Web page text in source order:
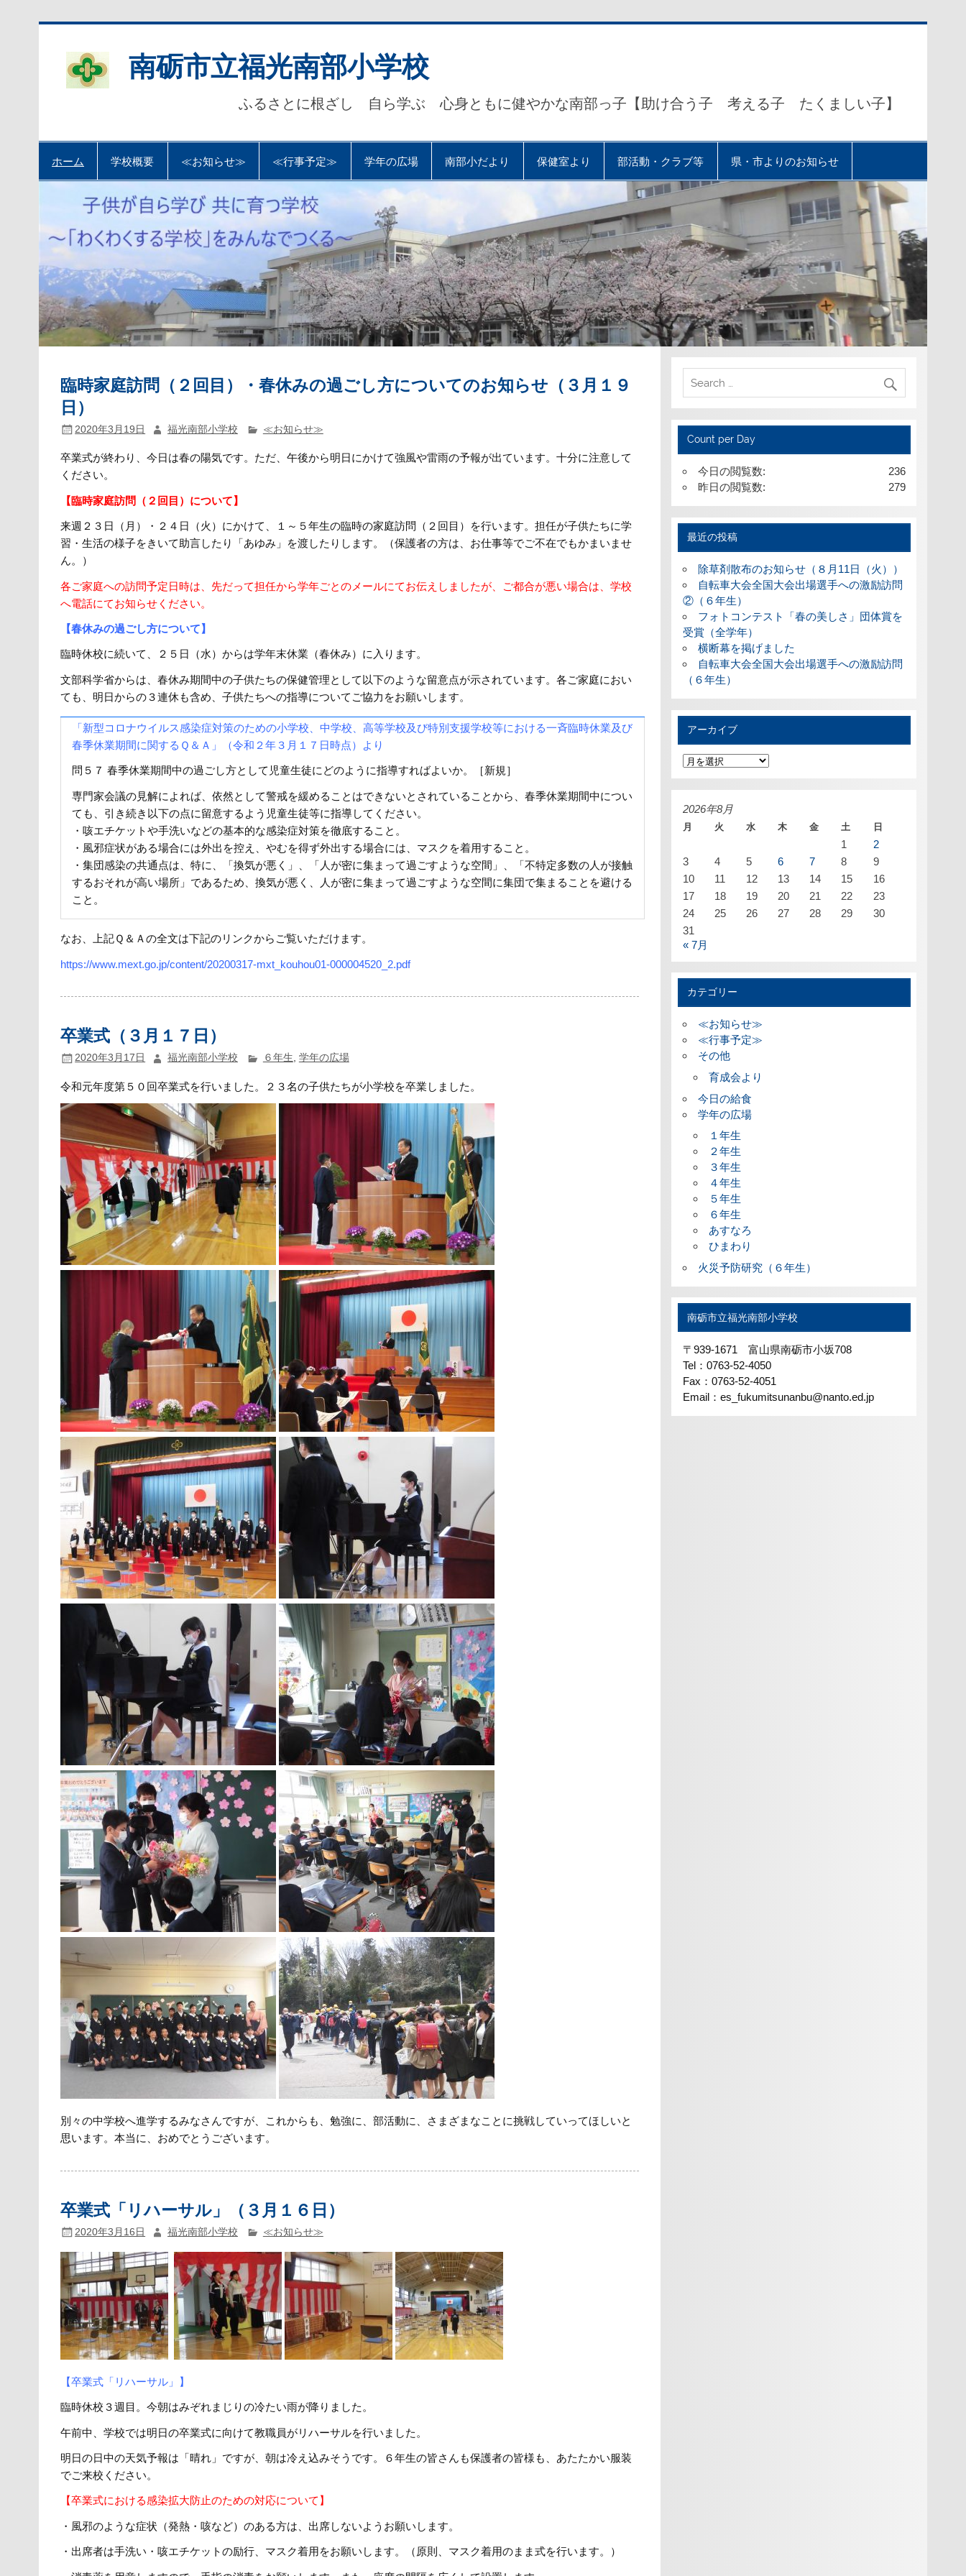
南砺市立福光南部小学校
ふるさとに根ざし 自ら学ぶ 心身ともに健やかな南部っ子【助け合う子 考える子 たくましい子】
ホーム 学校概要 ≪お知らせ≫ ≪行事予定≫ 学年の広場 南部小だより 保健室より 部活動・クラブ等 県・市よりのお知らせ
臨時家庭訪問（２回目）・春休みの過ごし方についてのお知らせ（３月１９
日）
2020年3月19日 福光南部小学校 ≪お知らせ≫
卒業式が終わり、今日は春の陽気です。ただ、午後から明日にかけて強風や雷雨の予報が出ています。十分に注意して
ください。
【臨時家庭訪問（２回目）について】
来週２３日（月）・２４日（火）にかけて、１～５年生の臨時の家庭訪問（２回目）を行います。担任が子供たちに学
習・生活の様子をきいて助言したり「あゆみ」を渡したりします。（保護者の方は、お仕事等でご不在でもかまいませ
ん。）
各ご家庭への訪問予定日時は、先だって担任から学年ごとのメールにてお伝えしましたが、ご都合が悪い場合は、学校
へ電話にてお知らせください。
【春休みの過ごし方について】
臨時休校に続いて、２５日（水）からは学年末休業（春休み）に入ります。
文部科学省からは、春休み期間中の子供たちの保健管理として以下のような留意点が示されています。各ご家庭におい
ても、明日からの３連休も含め、子供たちへの指導についてご協力をお願いします。
「新型コロナウイルス感染症対策のための小学校、中学校、高等学校及び特別支援学校等における一斉臨時休業及び
春季休業期間に関するＱ＆Ａ」（令和２年３月１７日時点）より
問５７ 春季休業期間中の過ごし方として児童生徒にどのように指導すればよいか。［新規］
専門家会議の見解によれば、依然として警戒を緩めることはできないとされていることから、春季休業期間中につい
ても、引き続き以下の点に留意するよう児童生徒等に指導してください。
・咳エチケットや手洗いなどの基本的な感染症対策を徹底すること。
・風邪症状がある場合には外出を控え、やむを得ず外出する場合には、マスクを着用すること。
・集団感染の共通点は、特に、「換気が悪く」、「人が密に集まって過ごすような空間」、「不特定多数の人が接触
するおそれが高い場所」であるため、換気が悪く、人が密に集まって過ごすような空間に集団で集まることを避ける
こと。
なお、上記Ｑ＆Ａの全文は下記のリンクからご覧いただけます。
https://www.mext.go.jp/content/20200317-mxt_kouhou01-000004520_2.pdf
卒業式（３月１７日）
2020年3月17日 福光南部小学校 ６年生, 学年の広場
令和元年度第５０回卒業式を行いました。２３名の子供たちが小学校を卒業しました。
別々の中学校へ進学するみなさんですが、これからも、勉強に、部活動に、さまざまなことに挑戦していってほしいと
思います。本当に、おめでとうございます。
卒業式「リハーサル」（３月１６日）
2020年3月16日 福光南部小学校 ≪お知らせ≫
【卒業式「リハーサル」】
臨時休校３週目。今朝はみぞれまじりの冷たい雨が降りました。
午前中、学校では明日の卒業式に向けて教職員がリハーサルを行いました。
明日の日中の天気予報は「晴れ」ですが、朝は冷え込みそうです。６年生の皆さんも保護者の皆様も、あたたかい服装
でご来校ください。
【卒業式における感染拡大防止のための対応について】
・風邪のような症状（発熱・咳など）のある方は、出席しないようお願いします。
・出席者は手洗い・咳エチケットの励行、マスク着用をお願いします。（原則、マスク着用のまま式を行います。）
Count per Day
236
今日の閲覧数:
279
昨日の閲覧数:
最近の投稿
除草剤散布のお知らせ（８月11日（火））
自転車大会全国大会出場選手への激励訪問
②（６年生）
フォトコンテスト「春の美しさ」団体賞を
受賞（全学年）
横断幕を掲げました
自転車大会全国大会出場選手への激励訪問
（６年生）
アーカイブ
ア
ー
カ
イ
2026年8月
月 火 水 木 金 土 日
1
2
3
4 5 6 7 8
9
10
11 12 13 14 15
16
17
18 19 20 21 22
23
24
25 26 27 28 29
30
31
« 7月
カテゴリー
≪お知らせ≫
≪行事予定≫
その他
育成会より
今日の給食
学年の広場
１年生
２年生
３年生
４年生
５年生
６年生
あすなろ
ひまわり
火災予防研究（６年生）
南砺市立福光南部小学校
〒939-1671 富山県南砺市小坂708
Tel：0763-52-4050
Fax：0763-52-4051
Email：es_fukumitsunanbu@nanto.ed.jp